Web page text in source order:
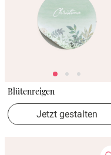
Blütenreigen
Jetzt gestalten